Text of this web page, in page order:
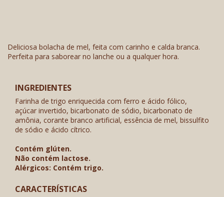
Deliciosa bolacha de mel, feita com carinho e calda branca.
Perfeita para saborear no lanche ou a qualquer hora.
INGREDIENTES
Farinha de trigo enriquecida com ferro e ácido fólico,
açúcar invertido, bicarbonato de sódio, bicarbonato de
amônia, corante branco artificial, essência de mel, bissulfito
de sódio e ácido cítrico.
Contém glúten.
Não contém lactose.
Alérgicos: Contém trigo.
CARACTERÍSTICAS